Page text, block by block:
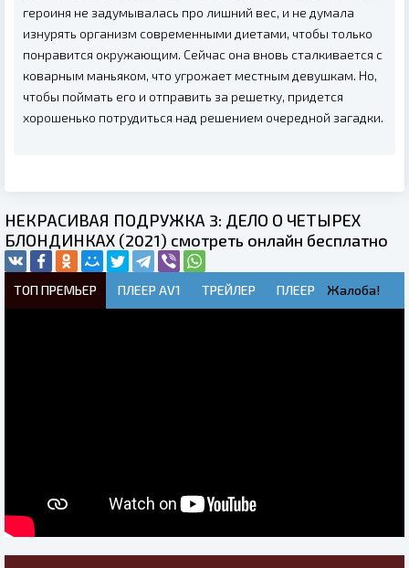
героиня не задумывалась про лишний вес, и не думала
изнурять организм современными диетами, чтобы только
понравится окружающим. Сейчас она вновь сталкивается с
коварным маньяком, что угрожает местным девушкам. Но,
чтобы поймать его и отправить за решетку, придется
хорошенько потрудиться над решением очередной загадки.
НЕКРАСИВАЯ ПОДРУЖКА 3: ДЕЛО О ЧЕТЫРЕХ
БЛОНДИНКАХ (2021) смотреть онлайн бесплатно
ТОП ПРЕМЬЕР ПЛЕЕР AV1 ТРЕЙЛЕР ПЛЕЕР Жалоба!